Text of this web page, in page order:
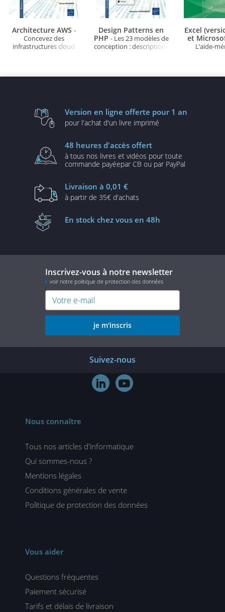
Architecture AWS -
Concevez des
infrastructures cloud
Design Patterns en
PHP - Les 23 modèles de
conception : descriptions
Excel
et
L’aide-
Version en ligne offerte pour 1 an
pour l'achat d'un livre imprimé
48 heures d'accès offert
à tous nos livres et vidéos pour toute
commande payéepar CB ou par PayPal
Livraison à 0,01 €
à partir de 35€ d'achats
En stock chez vous en 48h
Inscrivez-vous à notre newsletter
voir notre politique de protection des données
je m'inscris
Suivez-nous
 
Nous connaître
Tous nos articles d'informatique
Qui sommes-nous ?
Mentions légales
Conditions générales de vente
Politique de protection des données
Vous aider
Questions fréquentes
Paiement sécurisé
Tarifs et délais de livraison